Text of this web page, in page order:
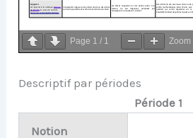
Page 1 / 1 Zoom
Descriptif par périodes
Période 1
Notion